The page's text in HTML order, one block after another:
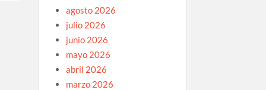
agosto 2026
julio 2026
junio 2026
mayo 2026
abril 2026
marzo 2026